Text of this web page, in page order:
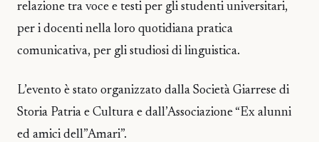
relazione tra voce e testi per gli studenti universitari,
per i docenti nella loro quotidiana pratica
comunicativa, per gli studiosi di linguistica.
L’evento è stato organizzato dalla Società Giarrese di
Storia Patria e Cultura e dall’Associazione “Ex alunni
ed amici dell”Amari”.